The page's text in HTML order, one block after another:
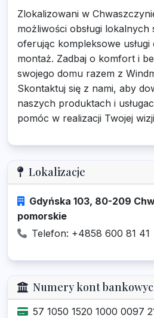
Zlokalizowani w
możliwości obsługi lokalnych
oferując kompleksowe
montaż. Zadbaj o komfort i
swojego domu razem z
Skontaktuj się z nami, aby
naszych produktach i
pomóc w realizacji Twojej
Lokalizacje
Gdyńska 103, 80-209
pomorskie
Telefon: +4858 600 81 41
Numery kont
57 1050 1520 1000 0097